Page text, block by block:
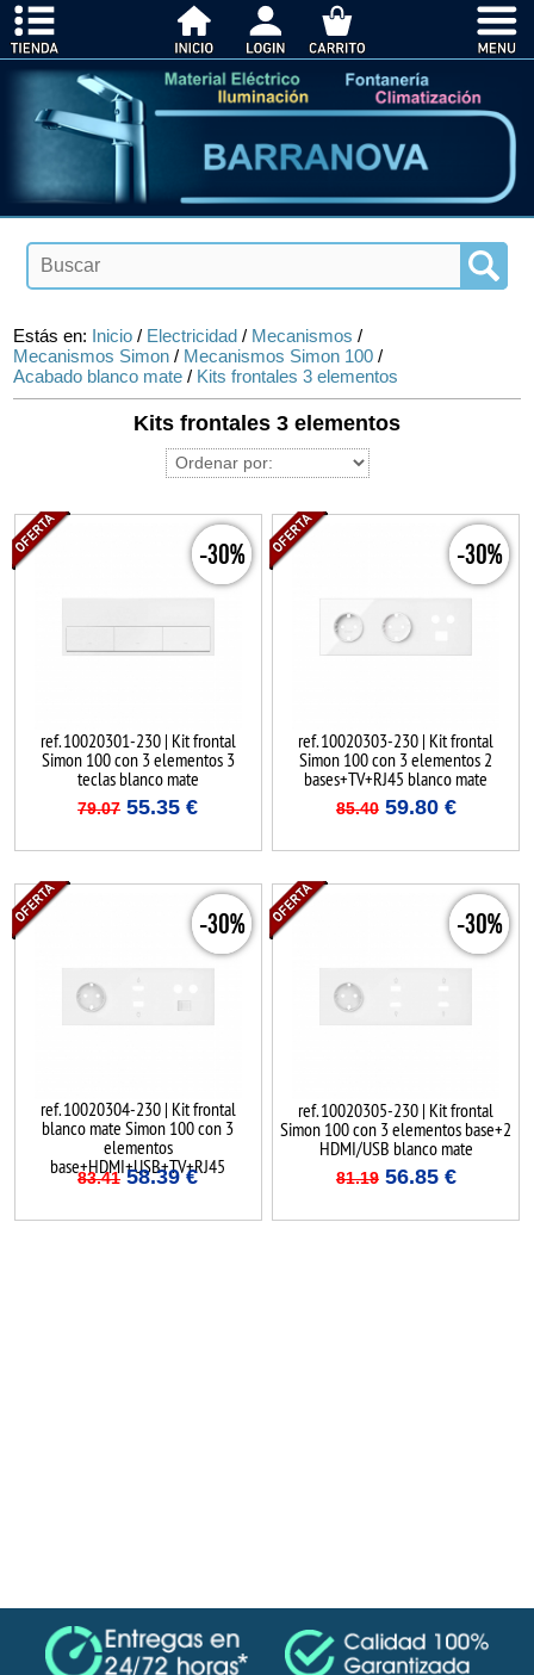
Estás en: Inicio / Electricidad / Mecanismos /
Mecanismos Simon / Mecanismos Simon 100 /
Acabado blanco mate / Kits frontales 3 elementos
Kits frontales 3 elementos
-30%
ref. 10020301-230 | Kit frontal
Simon 100 con 3 elementos 3
teclas blanco mate
79.07 55.35 €
-30%
ref. 10020303-230 | Kit frontal
Simon 100 con 3 elementos 2
bases+TV+RJ45 blanco mate
85.40 59.80€
-30%
ref. 10020304-230 | Kit frontal
blanco mate Simon 100 con 3
elementos
base+HDMI+USB+TV+RJ45
83.41 58.39€
-30%
ref. 10020305-230 | Kit frontal
Simon 100 con 3 elementos base+2
HDMI/USB blanco mate
81.19 56.85€